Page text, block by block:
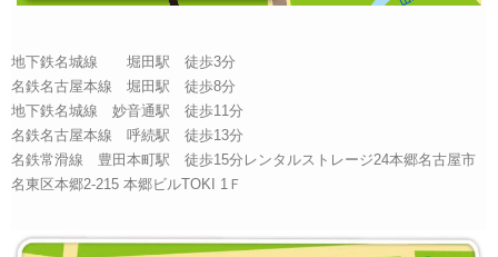
地下鉄名城線 堀田駅 徒歩3分
名鉄名古屋本線 堀田駅 徒歩8分
地下鉄名城線 妙音通駅 徒歩11分
名鉄名古屋本線 呼続駅 徒歩13分
名鉄常滑線 豊田本町駅 徒歩15分レンタルストレージ24本郷名古屋市
名東区本郷2-215 本郷ビルTOKI 1Ｆ